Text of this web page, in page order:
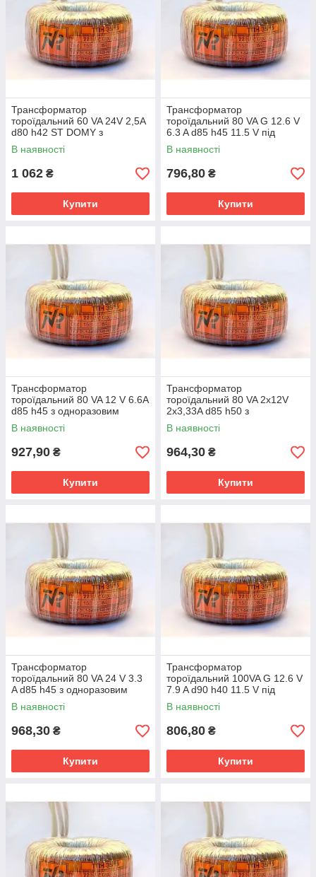
Трансформатор
тороїдальний 60 VA 24V 2,5A
d80 h42 ST DOMY з
одноразовим
термозапобіжником
В наявності
1 062 ₴
Купити
Трансформатор
тороїдальний 80 VA G 12.6 V
6.3 A d85 h45 11.5 V під
навантаженням, для
галогенових ламп із
В наявності
796,80 ₴
Купити
Трансформатор
тороїдальний 80 VA 12 V 6.6A
d85 h45 з одноразовим
термозапобіжником
В наявності
927,90 ₴
Купити
Трансформатор
тороїдальний 80 VA 2х12V
2х3,33A d85 h50 з
одноразовим
термозапобіжником
В наявності
964,30 ₴
Купити
Трансформатор
тороїдальний 80 VA 24 V 3.3
A d85 h45 з одноразовим
термозапобіжником
В наявності
968,30 ₴
Купити
Трансформатор
тороїдальний 100VA G 12.6 V
7.9 A d90 h40 11.5 V під
навантаженням, для
галогенових ламп із
В наявності
806,80 ₴
Купити